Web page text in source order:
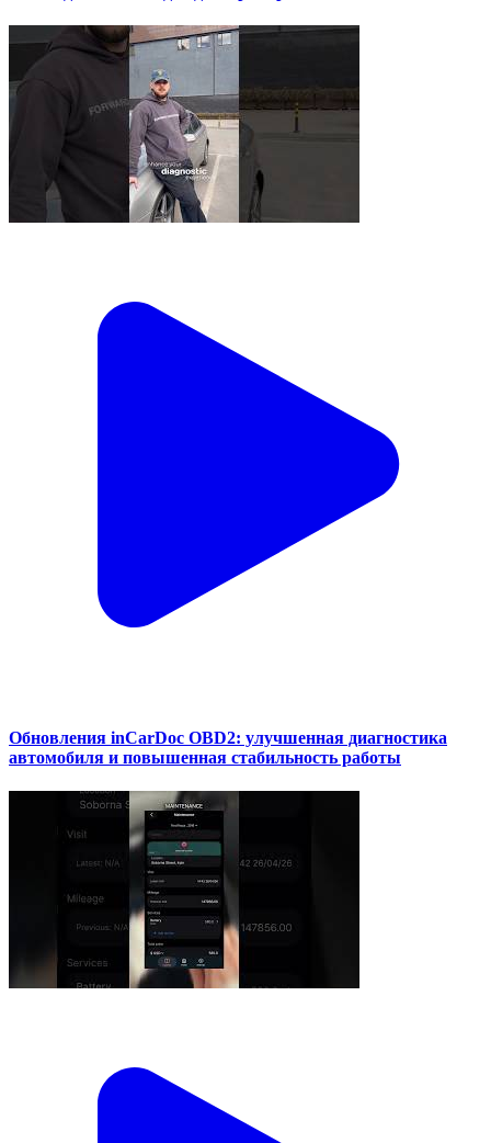
Обновления inCarDoc OBD2: улучшенная диагностика
автомобиля и повышенная стабильность работы